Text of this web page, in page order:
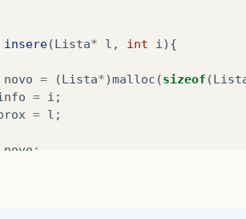
insere(Lista* l , int i ){
novo = (Lista*)malloc (sizeof (
= i ;
= l ;
novo ;